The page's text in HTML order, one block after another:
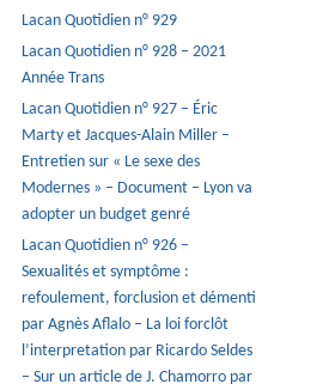
Lacan Quotidien n° 929
Lacan Quotidien n° 928 – 2021
Année Trans
Lacan Quotidien n° 927 – Éric
Marty et Jacques-Alain Miller –
Entretien sur « Le sexe des
Modernes » – Document – Lyon va
adopter un budget genré
Lacan Quotidien n° 926 –
Sexualités et symptôme :
refoulement, forclusion et démenti
par Agnès Aflalo – La loi forclôt
l’interpretation par Ricardo Seldes
– Sur un article de J. Chamorro par